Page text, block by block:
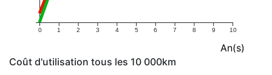
0 1 2 3 4 5 6 7 8 9 10
An(s)
Coût d'utilisation tous les 10 000km